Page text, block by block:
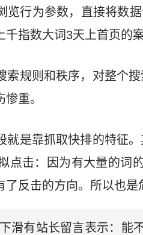
览行为参数，直接将数
指数大词3天上首页的案
索规则和秩序，对整个
重。
就是靠抓取快排的特征
点击：因为有大量的词
反击的方向。所以也是
滑有站长留言表示：能